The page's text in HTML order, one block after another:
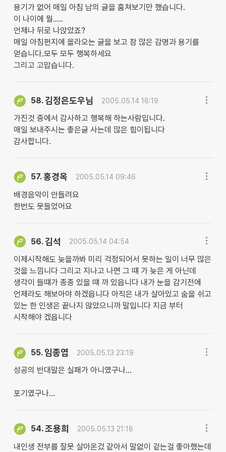
용기가 없어 매일 아침 남의 글을 훔쳐보기만 했습니다.
이 나이에 뭘.....
언제나 뒤로 나앉았죠?
매일 아침편지에 올라오는 글을 보고 참 많은 감명과 용기를
얻습니다.모두 모두 행복하세요
그리고 고맙습니다.
58.김정은도우님 2005.05.14 16:19
가진것 중에서 감사하고 행복해 하는사람입니다.
매일 보내주시는 좋은글 사는데 많은 힘이됩니다
감사합니다.
57.홍경옥 2005.05.14 09:46
배경음악이 안들려요
한번도 못들었어요
56.김석 2005.05.14 04:54
이제시작해도 늦을까봐 미리 걱정되어서 못하는 일이 너무 많은
것을 느낌니다 그리고 지나고 나면 그 떄 가 늦은 게 아닌데
생각이 들떄가 종종 있을 떄 까 있읍니다 내가 눈을 감기전에
언제라도 해보아야 하겠읍니다 아직은 내가 살아있고 숨을 쉬고
있는 한 인생은 끝나지 않았으니까 말입니다 지금 부터
시작해야 겠읍니다
55. 임종엽 2005.05.13 23:19
성공의 반대말은 실패가 아니였구나...
포기였구나...
54.조용희 2005.05.13 21:18
내인생 전부를 잘못 살아온겄 같아서 말없이 겉는걸 좋아했는데